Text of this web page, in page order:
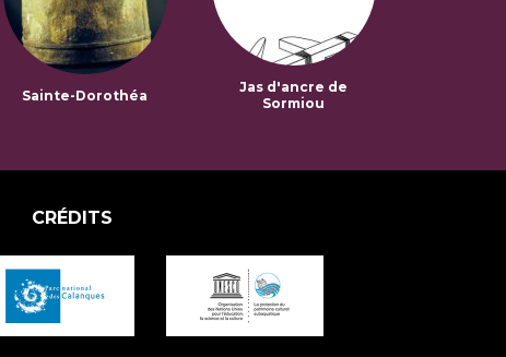
Sainte-Dorothéa
Jas d'ancre de
Sormiou
CRÉDITS